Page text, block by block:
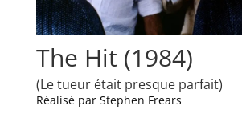
The Hit (1984)
(Le tueur était presque parfait)
Réalisé par Stephen Frears